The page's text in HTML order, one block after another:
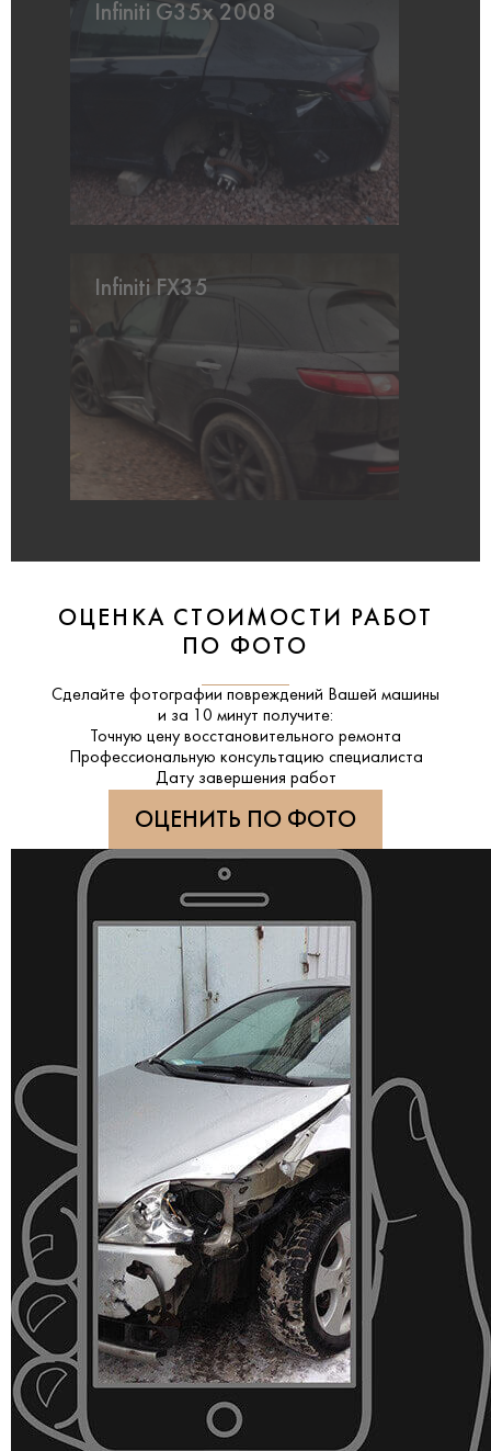
Infiniti G35x 2008
Infiniti FX35
ОЦЕНКА СТОИМОСТИ РАБОТ
ПО ФОТО
Сделайте фотографии повреждений Вашей машины
и за 10 минут получите:
Точную цену восстановительного ремонта
Профессиональную консультацию специалиста
Дату завершения работ
ОЦЕНИТЬ ПО ФОТО